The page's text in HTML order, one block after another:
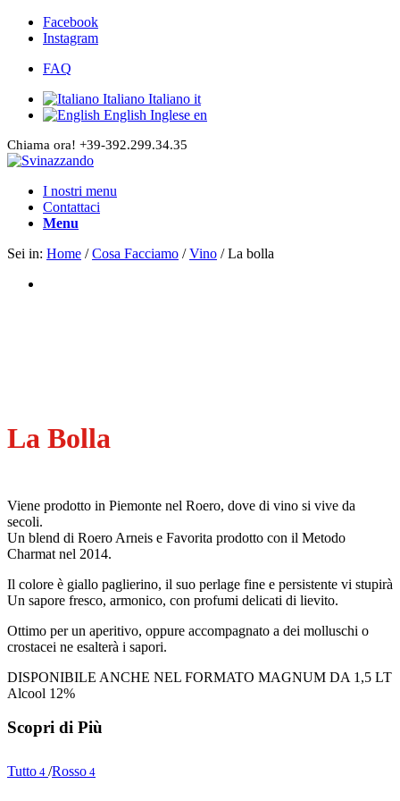
Facebook
Instagram
FAQ
Italiano Italiano it
English Inglese en
Chiama ora! +39-392.299.34.35
I nostri menu
Contattaci
Menu
Sei in: Home / Cosa Facciamo / Vino / La bolla
La Bolla
Viene prodotto in Piemonte nel Roero, dove di vino si vive da
secoli.
Un blend di Roero Arneis e Favorita prodotto con il Metodo
Charmat nel 2014.
Il colore è giallo paglierino, il suo perlage fine e persistente vi stupirà
Un sapore fresco, armonico, con profumi delicati di lievito.
Ottimo per un aperitivo, oppure accompagnato a dei molluschi o
crostacei ne esalterà i sapori.
DISPONIBILE ANCHE NEL FORMATO MAGNUM DA 1,5 LT
Alcool 12%
Scopri di Più
Tutto 4 /Rosso 4